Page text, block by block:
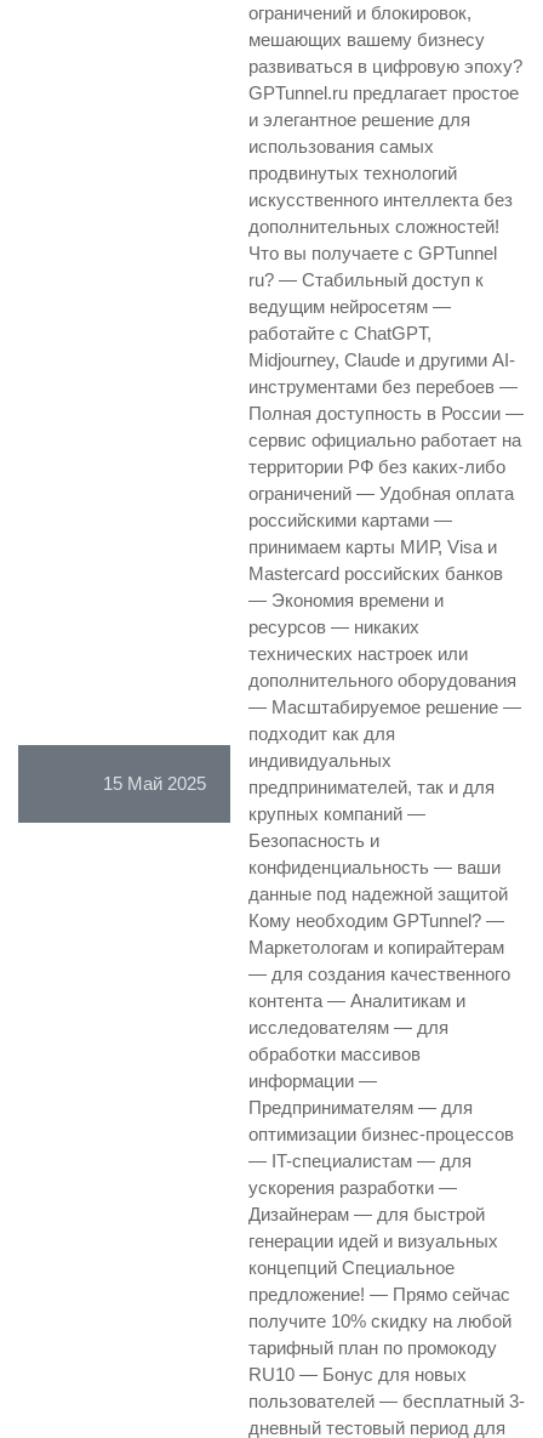
15 Май 2025
ограничений и блокировок,
мешающих вашему бизнесу
развиваться в цифровую эпоху?
GPTunnel.ru предлагает простое
и элегантное решение для
использования самых
продвинутых технологий
искусственного интеллекта без
дополнительных сложностей!
Что вы получаете с GPTunnel
ru? — Стабильный доступ к
ведущим нейросетям —
работайте с ChatGPT,
Midjourney, Claude и другими AI-
инструментами без перебоев —
Полная доступность в России —
сервис официально работает на
территории РФ без каких-либо
ограничений — Удобная оплата
российскими картами —
принимаем карты МИР, Visa и
Mastercard российских банков
— Экономия времени и
ресурсов — никаких
технических настроек или
дополнительного оборудования
— Масштабируемое решение —
подходит как для
индивидуальных
предпринимателей, так и для
крупных компаний —
Безопасность и
конфиденциальность — ваши
данные под надежной защитой
Кому необходим GPTunnel? —
Маркетологам и копирайтерам
— для создания качественного
контента — Аналитикам и
исследователям — для
обработки массивов
информации —
Предпринимателям — для
оптимизации бизнес-процессов
— IT-специалистам — для
ускорения разработки —
Дизайнерам — для быстрой
генерации идей и визуальных
концепций Специальное
предложение! — Прямо сейчас
получите 10% скидку на любой
тарифный план по промокоду
RU10 — Бонус для новых
пользователей — бесплатный 3-
дневный тестовый период для